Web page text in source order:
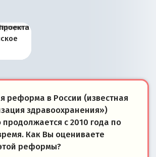
окво
и
в
её
в
реформа в России (известная
здравоохранения»)
с 2010 года по
Как Вы оцениваете
реформы?